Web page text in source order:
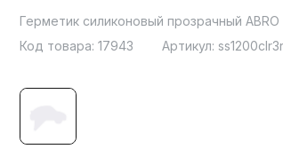
Герметик силиконовый прозрачный
Код товара: 17943 Артикул: